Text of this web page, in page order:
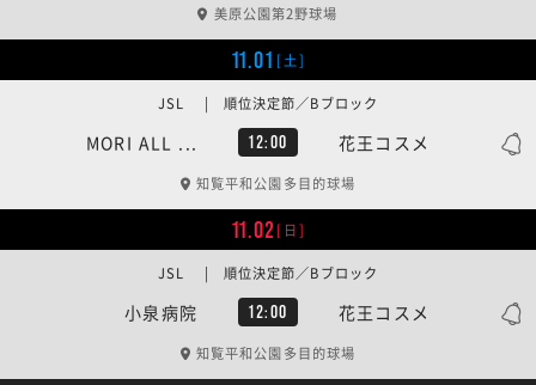
美原公園第2野球場
11.01 [土]
MORI ALL ... 12:00 花王コスメ
JSL | 順位決定節／Bブロック
知覧平和公園多目的球場
11.02[日]
小泉病院 12:00 花王コスメ
JSL | 順位決定節／Bブロック
知覧平和公園多目的球場